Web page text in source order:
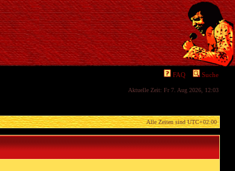
FAQ Suche
Aktuelle Zeit: Fr 7. Aug 2026, 12:03
Alle Zeiten sindUTC+02:00